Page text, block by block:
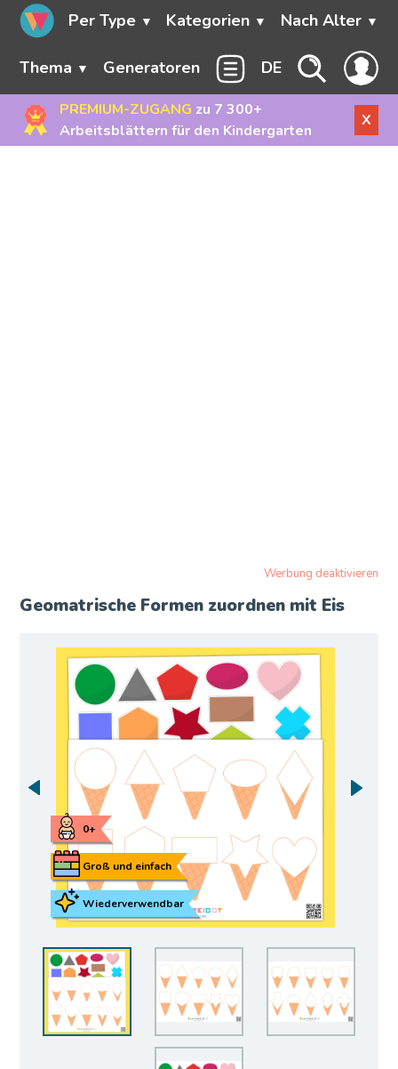
Per Type Kategorien Nach Alter
Thema Generatoren DE
PREMIUM-ZUGANG zu 7 300+
Arbeitsblättern für den Kindergarten
X
Werbung deaktivieren
Geomatrische Formen zuordnen mit Eis
Wiederverwendbar
Groß und einfach
0+